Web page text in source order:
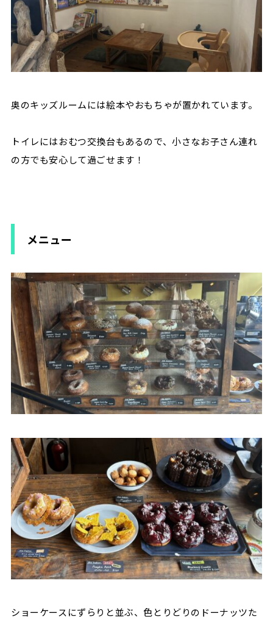
奥のキッズルームには絵本やおもちゃが置かれています。
トイレにはおむつ交換台もあるので、小さなお子さん連れ
の方でも安心して過ごせます！
メニュー
ショーケースにずらりと並ぶ、色とりどりのドーナッツた